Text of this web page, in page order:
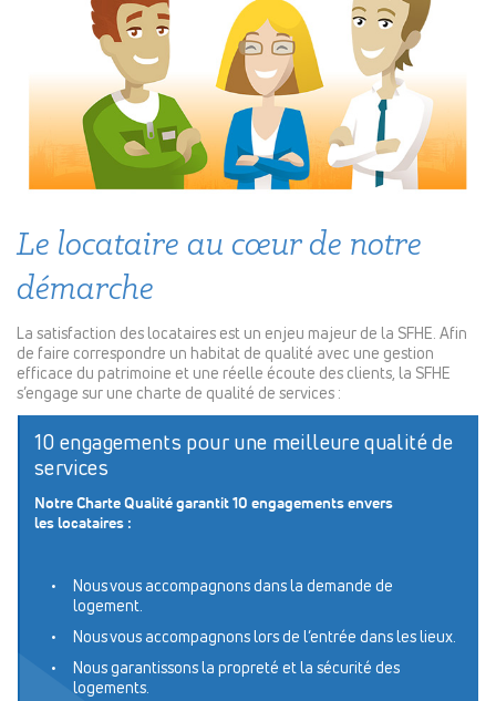
Le locataire au cœur de notre
démarche
La satisfaction des locataires est un enjeu majeur de la SFHE. Afin
de faire correspondre un habitat de qualité avec une gestion
efficace du patrimoine et une réelle écoute des clients, la SFHE
s’engage sur une charte de qualité de services :
10 engagements pour une meilleure qualité de
services
Notre Charte Qualité garantit 10 engagements envers
les locataires :
Nous vous accompagnons dans la demande de
logement.
Nous vous accompagnons lors de l’entrée dans les lieux.
Nous garantissons la propreté et la sécurité des
logements.